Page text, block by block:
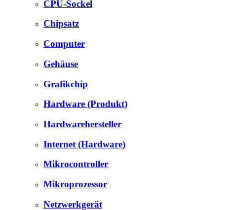
CPU-Sockel
Chipsatz
Computer
Gehäuse
Grafikchip
Hardware (Produkt)
Hardwarehersteller
Internet (Hardware)
Mikrocontroller
Mikroprozessor
Netzwerkgerät